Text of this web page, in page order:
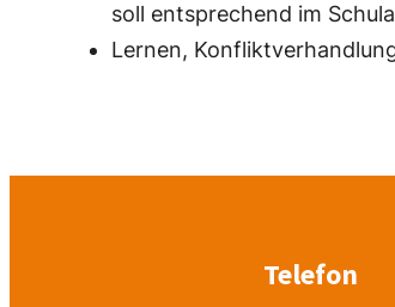
soll entsprechend im
Lernen,
Telefon